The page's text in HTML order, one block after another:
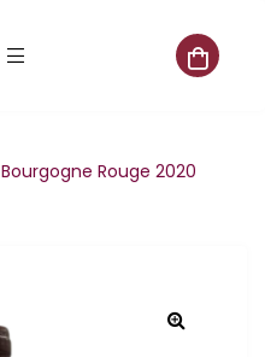
Bourgogne Rouge 2020